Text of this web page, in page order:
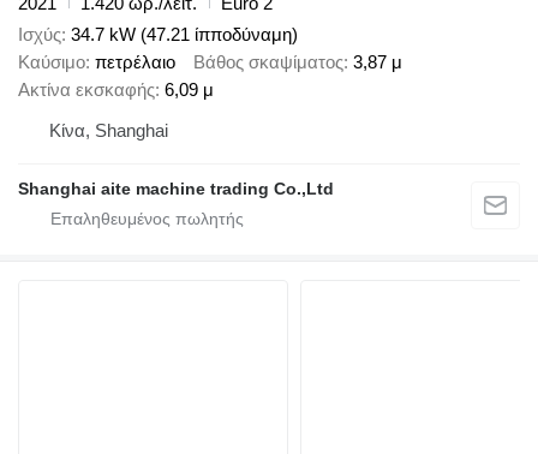
Ισχύς 34.7 kW (47.21 ίπποδύναμη)
Καύσιμο πετρέλαιο Βάθος σκαψίματος 3,87 μ
Ακτίνα εκσκαφής 6,09 μ
Κίνα, Shanghai
Shanghai aite machine trading Co.,Ltd